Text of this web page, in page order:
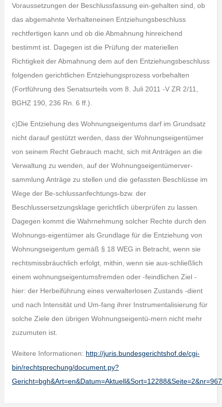
Voraussetzungen der Beschlussfassung ein-gehalten sind, ob
das abgemahnte Verhalteneinen Entziehungsbeschluss
rechtfertigen kann und ob die Abmahnung hinreichend
bestimmt ist. Dagegen ist die Prüfung der materiellen
Richtigkeit der Abmahnung dem auf den Entziehungsbeschluss
folgenden gerichtlichen Entziehungsprozess vorbehalten
(Fortführung des Senatsurteils vom 8. Juli 2011 -V ZR 2/11,
BGHZ 190, 236 Rn. 6 ff.).
c)Die Entziehung des Wohnungseigentums darf im Grundsatz
nicht darauf gestützt werden, dass der Wohnungseigentümer
von seinem Recht Gebrauch macht, sich mit Anträgen an die
Verwaltung zu wenden, auf der Wohnungseigentümerver-
sammlung Anträge zu stellen und die gefassten Beschlüsse im
Wege der Be-schlussanfechtungs-bzw. der
Beschlussersetzungsklage gerichtlich überprüfen zu lassen.
Dagegen kommt die Wahrnehmung solcher Rechte durch den
Wohnungs-eigentümer als Grundlage für die Entziehung von
Wohnungseigentum gemäß § 18 WEG in Betracht, wenn sie
rechtsmissbräuchlich erfolgt, mithin, wenn sie aus-schließlich
einem wohnungseigentumsfremden oder -feindlichen Ziel -
hier: der Herbeiführung eines verwalterlosen Zustands -dient
und nach Intensität und Um-fang ihrer Instrumentalisierung für
solche Ziele den übrigen Wohnungseigentü-mern nicht mehr
zuzumuten ist.
Weitere Informationen: http://juris.bundesgerichtshof.de/cgi-
bin/rechtsprechung/document.py?